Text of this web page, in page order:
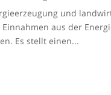
und
aus der
Es stellt einen...